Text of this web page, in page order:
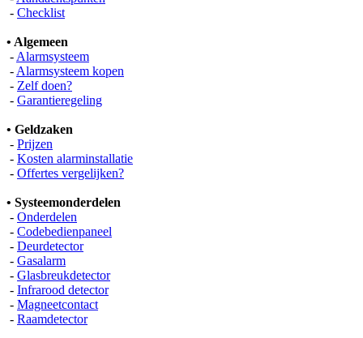
- Checklist
• Algemeen
- Alarmsysteem
- Alarmsysteem kopen
- Zelf doen?
- Garantieregeling
• Geldzaken
- Prijzen
- Kosten alarminstallatie
- Offertes vergelijken?
• Systeemonderdelen
- Onderdelen
- Codebedienpaneel
- Deurdetector
- Gasalarm
- Glasbreukdetector
- Infrarood detector
- Magneetcontact
- Raamdetector